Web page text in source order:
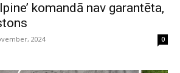
komandā nav garantēta,
2024 0